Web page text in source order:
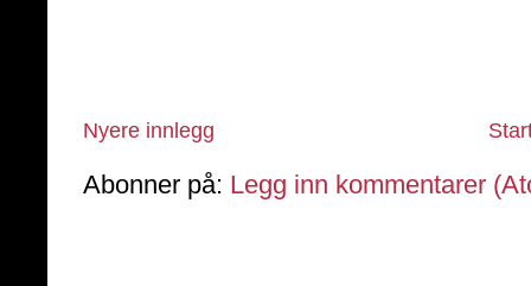
Nyere innlegg
Abonner på: Legg inn kommentarer